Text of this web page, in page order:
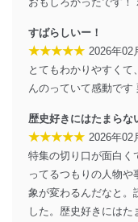
者を識別・
外部からの不正
個人データ
システムを
ソフトウェ
により、こ
情報システムの
メール等に
送信する場
設定してい
すばらしいー！
★★★★★ 2026年02
とてもわかりやすくて
んのっていて感動です
歴史好きにはたまらな
★★★★★ 2026年02
特集の切り口が面白く
ってるつもりの人物
象が変わるんだなと。
した。歴史好きにはた